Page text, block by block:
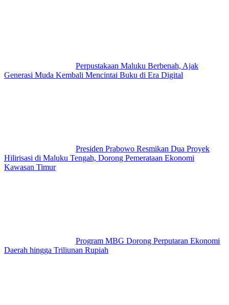
Perpustakaan Maluku Berbenah, Ajak
Generasi Muda Kembali Mencintai Buku di Era Digital
Presiden Prabowo Resmikan Dua Proyek
Hilirisasi di Maluku Tengah, Dorong Pemerataan Ekonomi
Kawasan Timur
Program MBG Dorong Perputaran Ekonomi
Daerah hingga Triliunan Rupiah